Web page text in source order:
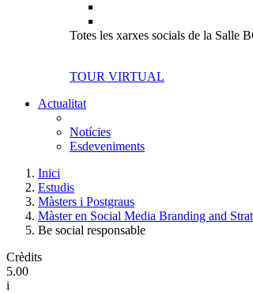
Totes les xarxes socials de la Salle
TOUR VIRTUAL
Actualitat
Notícies
Esdeveniments
Inici
Estudis
Màsters i Postgraus
Màster en Social Media Branding and
Be social responsable
Crèdits
5.00
i